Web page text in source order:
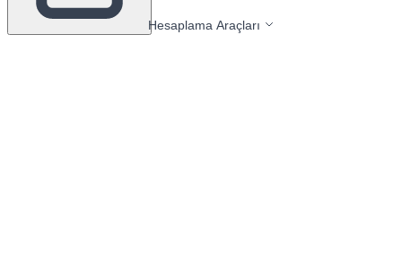
Hesaplama Araçları